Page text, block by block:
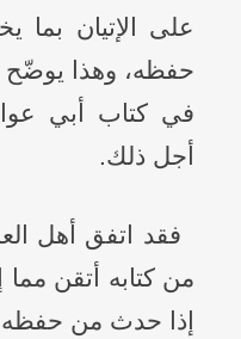
على الإتيان بما
حفظه، وهذا يوضّح
في كتاب أبي
أجل ذلك.
فقد اتفق أهل
من كتابه أتقن
إذا حدث من حفظه